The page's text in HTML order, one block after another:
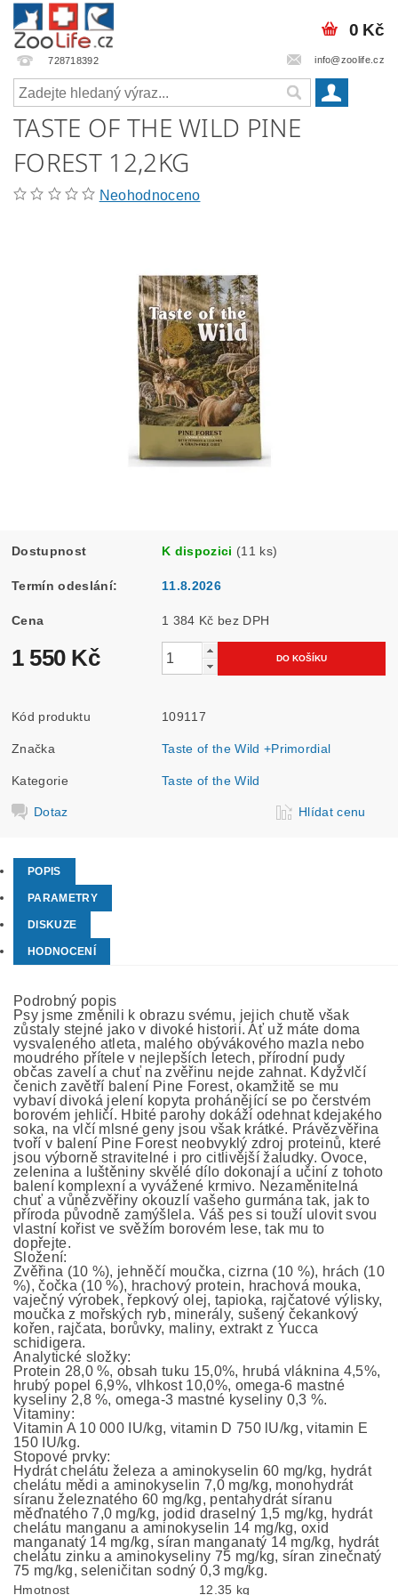
728718392 info@zoolife.cz
0 Kč
TASTE OF THE WILD PINE
FOREST 12,2KG
Neohodnoceno
Dostupnost K dispozici (11 ks)
Termín odeslání: 11.8.2026
Cena 1 384 Kč bez DPH
1 550 Kč
Kód produktu 109117
Značka Taste of the Wild +Primordial
Kategorie Taste of the Wild
Dotaz Hlídat cenu
POPIS
PARAMETRY
DISKUZE
HODNOCENÍ
Podrobný popis
Psy jsme změnili k obrazu svému, jejich chutě však
zůstaly stejné jako v divoké historii. Ať už máte doma
vysvaleného atleta, malého obývákového mazla nebo
moudrého přítele v nejlepších letech, přírodní pudy
občas zavelí a chuť na zvěřinu nejde zahnat. Kdyžvlčí
čenich zavětří balení Pine Forest, okamžitě se mu
vybaví divoká jelení kopyta prohánějící se po čerstvém
borovém jehličí. Hbité parohy dokáží odehnat kdejakého
soka, na vlčí mlsné geny jsou však krátké. Právězvěřina
tvoří v balení Pine Forest neobvyklý zdroj proteinů, které
jsou výborně stravitelné i pro citlivější žaludky. Ovoce,
zelenina a luštěniny skvělé dílo dokonají a učiní z tohoto
balení komplexní a vyvážené krmivo. Nezaměnitelná
chuť a vůnězvěřiny okouzlí vašeho gurmána tak, jak to
příroda původně zamýšlela. Váš pes si touží ulovit svou
vlastní kořist ve svěžím borovém lese, tak mu to
dopřejte.
Složení:
Zvěřina (10 %), jehněčí moučka, cizrna (10 %), hrách (10
%), čočka (10 %), hrachový protein, hrachová mouka,
vaječný výrobek, řepkový olej, tapioka, rajčatové výlisky,
moučka z mořských ryb, minerály, sušený čekankový
kořen, rajčata, borůvky, maliny, extrakt z Yucca
schidigera.
Analytické složky:
Protein 28,0 %, obsah tuku 15,0%, hrubá vláknina 4,5%,
hrubý popel 6,9%, vlhkost 10,0%, omega-6 mastné
kyseliny 2,8 %, omega-3 mastné kyseliny 0,3 %.
Vitaminy:
Vitamin A 10 000 IU/kg, vitamin D 750 lU/kg, vitamin E
150 IU/kg.
Stopové prvky:
Hydrát chelátu železa a aminokyselin 60 mg/kg, hydrát
chelátu mědi a aminokyselin 7,0 mg/kg, monohydrát
síranu železnatého 60 mg/kg, pentahydrát síranu
měďnatého 7,0 mg/kg, jodid draselný 1,5 mg/kg, hydrát
chelátu manganu a aminokyselin 14 mg/kg, oxid
manganatý 14 mg/kg, síran manganatý 14 mg/kg, hydrát
chelátu zinku a aminokyseliny 75 mg/kg, síran zinečnatý
75 mg/kg, seleničitan sodný 0,3 mg/kg.
Hmotnost 12.35 kg